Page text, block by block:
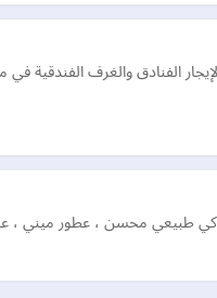
الفنادق والغرف الفندقية
طبيعي محسن ، عطور ميني ،